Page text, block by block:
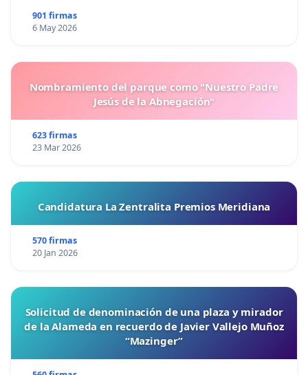
901 firmas
6 May 2026
Nombramiento del parque como "Nuestro Padre
Jesús de la Abnegación"
623 firmas
23 Mar 2026
Candidatura La Zentralita Premios Meridiana
570 firmas
20 Jan 2026
Solicitud de denominación de una plaza y mirador
de la Alameda en recuerdo de Javier Vallejo Muñoz
“Mazinger”